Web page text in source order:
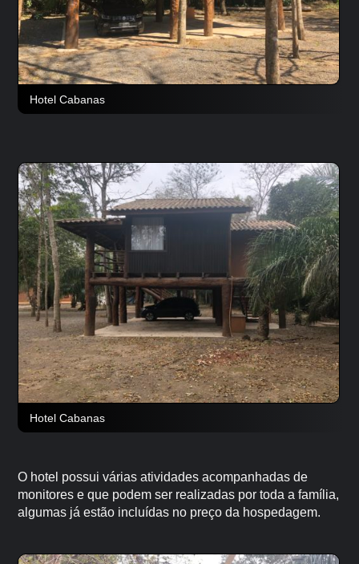
Hotel Cabanas
Hotel Cabanas
O hotel possui várias atividades acompanhadas de
monitores e que podem ser realizadas por toda a família,
algumas já estão incluídas no preço da hospedagem.